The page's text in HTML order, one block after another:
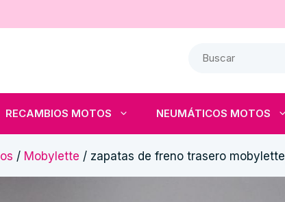
RECAMBIOS MOTOS NEUMÁTICOS MOTOS
/ Mobylette / zapatas de freno trasero mobylette